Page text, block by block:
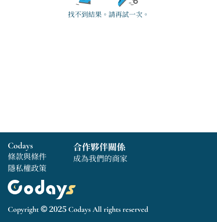
找不到結果。請再試一次。
Copyright © 2025 Codays All rights reserved
Codays
條款與條件
隱私權政策
合作夥伴關係
成為我們的商家